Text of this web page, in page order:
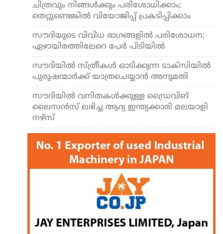
ചിത്രവും നിങ്ങള്‍ക്കും പരിശോധിക്കാം;
തെറ്റുണ്ടെങ്കില്‍ വിയോജിപ്പ് പ്രകടിപ്പിക്കാം
സൗദിയുടെ വിവിധ ഭാഗങ്ങളില്‍ പരിശോധന;
ഏഴായിരത്തിലേറെ പേര്‍ പിടിയില്‍
സൗദിയില്‍ സ്ത്രീകള്‍ ഓടിക്കുന്ന ടാക്‌സിയില്‍
പുരുഷന്മാര്‍ക്ക് യാത്രചെയ്യാന്‍ അനുമതി
സൗദിയില്‍ വനിതകള്‍ക്കുള്ള ഡ്രൈവിങ്
ലൈസന്‍സ് ലഭിച്ച ആദ്യ ഇന്ത്യക്കാരി മലയാളി
നഴ്സ്